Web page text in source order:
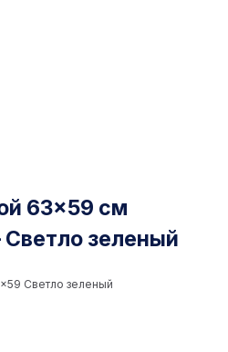
63×59 см
зеленый
Светло зеленый